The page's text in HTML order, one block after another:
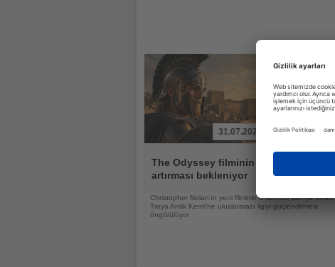
Oku
31.07.2026
The Odyssey filminin Troya'ya ilgiyi
artırması bekleniyor
Christopher Nolan'ın yeni filminin UNESCO Dünya Mirası
Troya Antik Kenti'ne uluslararası ilgiyi güçlendirmesi
öngörülüyor